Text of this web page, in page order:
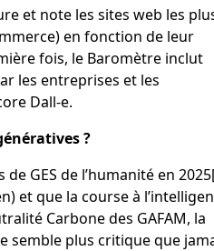
et note les sites web les
en fonction de leur
fois, le Baromètre inclut
les entreprises et les
Dall-e.
?
GES de l’humanité en 2025
et que la course à
Carbone des GAFAM, la
semble plus critique que